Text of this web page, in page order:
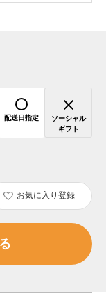
配送日指定
ソーシャル
ギフト
お気に入り登録